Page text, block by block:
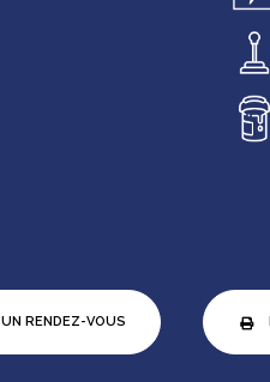
UN RENDEZ-VOUS